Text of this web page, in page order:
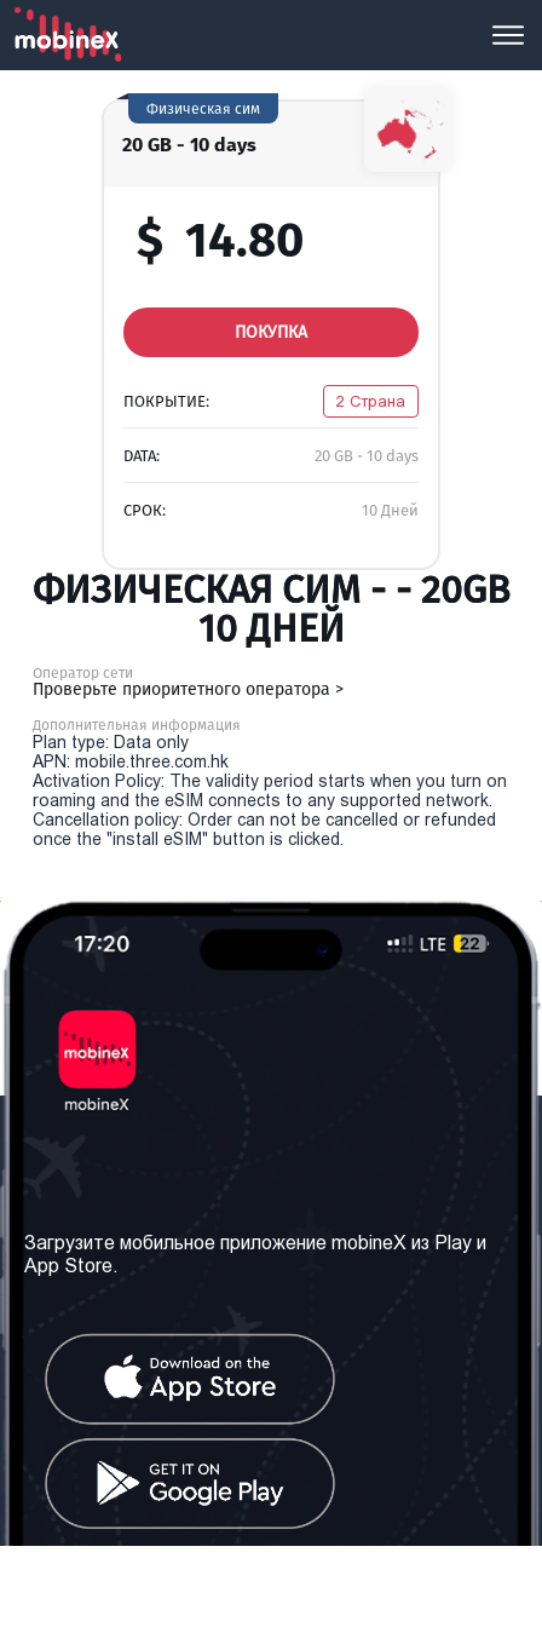
20 GB - 10 days
Физическая сим
$ 14.80
ПОКУПКА
ПОКРЫТИЕ: 2 Страна
DATA: 20 GB - 10 days
СРОК: 10 Дней
ФИЗИЧЕСКАЯ СИМ - - 20GB
10 ДНЕЙ
Оператор сети
Проверьте приоритетного оператора >
Дополнительная информация
Plan type: Data only
APN: mobile.three.com.hk
Activation Policy: The validity period starts when you turn on
roaming and the eSIM connects to any supported network.
Cancellation policy: Order can not be cancelled or refunded
once the "install eSIM" button is clicked.
Наши сервисы
Правила и Условия
Часто задаваемые
вопросы
Контакт
Грузия: Тбилиси
Телефон: +442030340050
Email:info@mobinex.com
Социальные сети
Загрузите мобильное приложение mobineX из Play и
App Store.